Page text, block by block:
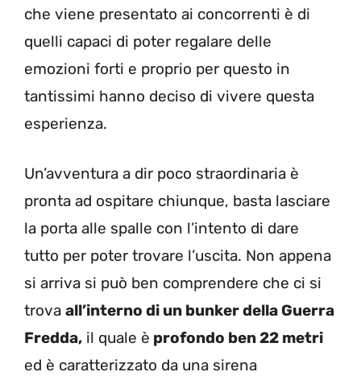
che viene presentato ai concorrenti è di
quelli capaci di poter regalare delle
emozioni forti e proprio per questo in
tantissimi hanno deciso di vivere questa
esperienza.
Un’avventura a dir poco straordinaria è
pronta ad ospitare chiunque, basta lasciare
la porta alle spalle con l’intento di dare
tutto per poter trovare l’uscita. Non appena
si arriva si può ben comprendere che ci si
trova all’interno di un bunker della Guerra
Fredda, il quale è profondo ben 22 metri
ed è caratterizzato da una sirena